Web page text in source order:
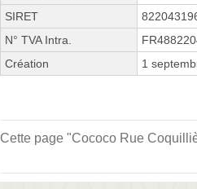
SIRET
N° TVA Intra.
Création
1
Cette page "Cococo Rue